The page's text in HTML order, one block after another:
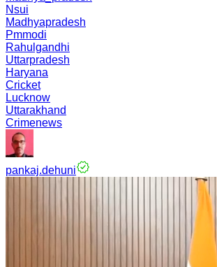
Nsui
Madhyapradesh
Pmmodi
Rahulgandhi
Uttarpradesh
Haryana
Cricket
Lucknow
Uttarakhand
Crimenews
pankaj.dehuni